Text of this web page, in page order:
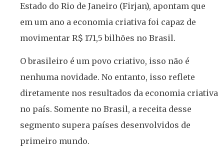
Estado do Rio de Janeiro (Firjan), apontam que
em um ano a economia criativa foi capaz de
movimentar R$ 171,5 bilhões no Brasil.
O brasileiro é um povo criativo, isso não é
nenhuma novidade. No entanto, isso reflete
diretamente nos resultados da economia criativa
no país. Somente no Brasil, a receita desse
segmento supera países desenvolvidos de
primeiro mundo.